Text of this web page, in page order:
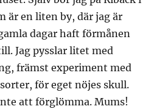
är en liten by, där jag är
dagar haft förmånen
Jag pysslar litet med
främst experiment med
för eget nöjes skull.
att förglömma. Mums!